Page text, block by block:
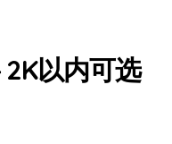
以内可选